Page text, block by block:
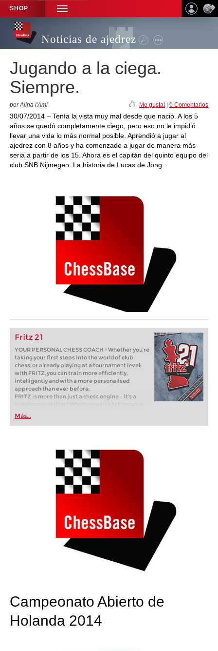
SHOP
TOGGLE
NAVIGATION
Noticias de ajedrez
Jugando a la ciega.
Siempre.
por Alina l'Ami Me gusta! 0 Comentarios
30/07/2014 – Tenía la vista muy mal desde que nació. A los 5
años se quedó completamente ciego, pero eso no le impidió
llevar una vida lo más normal posible. Aprendió a jugar al
ajedrez con 8 años y ha comenzado a jugar de manera más
seria a partir de los 15. Ahora es el capitán del quinto equipo del
club SNB Nijmegen. La historia de Lucas de Jong...
Fritz 21
YOUR PERSONAL CHESS COACH - Whether you’re
taking your first steps into the world of club
chess, or already playing at a tournament level:
with FRITZ, you can train more efficiently,
intelligently and with a more personalised
approach than ever before.
FRITZ is more than just a chess engine – it’s a
training revolution! Whether you’re taking your
first steps into the world of club chess, or already
playing at a tournament level: with FRITZ, you can
train more efficiently, intelligently and with a
Más...
Campeonato Abierto de
Holanda 2014